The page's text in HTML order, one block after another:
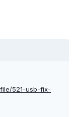
521-usb-fix-